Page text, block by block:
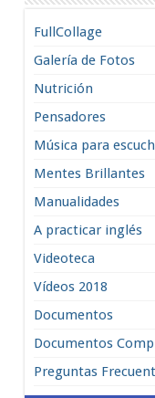
FullCollage
Galería de Fotos
Nutrición
Pensadores
Música para
Mentes Brillantes
Manualidades
A practicar inglés
Videoteca
Vídeos 2018
Documentos
Documentos
Preguntas